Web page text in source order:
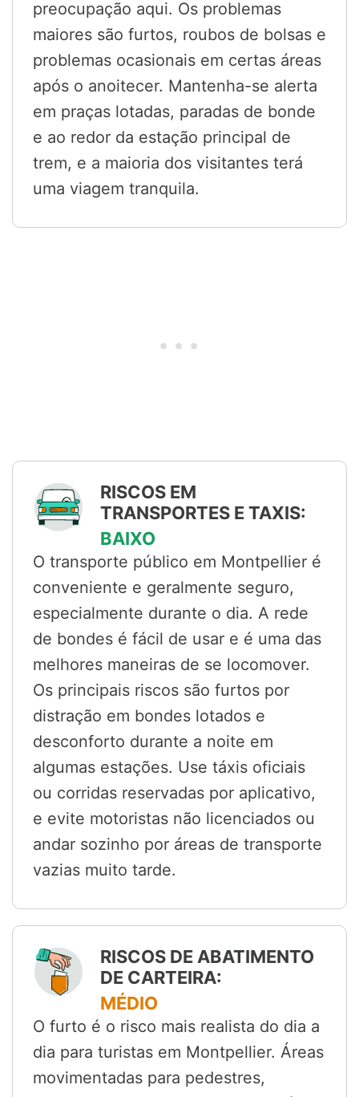
preocupação aqui. Os problemas
maiores são furtos, roubos de bolsas e
problemas ocasionais em certas áreas
após o anoitecer. Mantenha-se alerta
em praças lotadas, paradas de bonde
e ao redor da estação principal de
trem, e a maioria dos visitantes terá
uma viagem tranquila.
RISCOS EM
TRANSPORTES E TAXIS:
BAIXO
O transporte público em Montpellier é
conveniente e geralmente seguro,
especialmente durante o dia. A rede
de bondes é fácil de usar e é uma das
melhores maneiras de se locomover.
Os principais riscos são furtos por
distração em bondes lotados e
desconforto durante a noite em
algumas estações. Use táxis oficiais
ou corridas reservadas por aplicativo,
e evite motoristas não licenciados ou
andar sozinho por áreas de transporte
vazias muito tarde.
RISCOS DE ABATIMENTO
DE CARTEIRA:
MÉDIO
O furto é o risco mais realista do dia a
dia para turistas em Montpellier. Áreas
movimentadas para pedestres,